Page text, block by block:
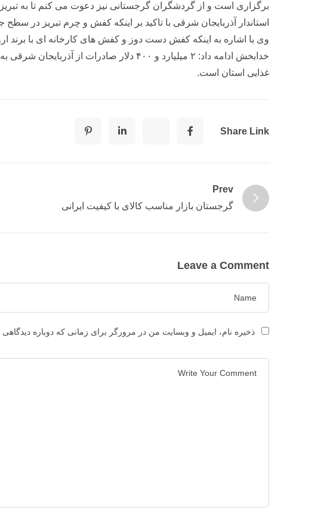
برگزاری است و از گردشگران گرجستانی نیز دعوت می کنم تا به
استاندار آذربایجان شرقی با تاکید بر اینکه کفش و چرم تبریز در سطح جهانی شهرت زیادی دارد،
وی با اشاره به اینکه کفش دست ‌دوز و کفش‌ های کارخانه‌ ای با برند
غذایی استان است.
Share Link
Prev
گرجستان بازار مناسب کالای با کیفیت ایرانی
Leave a Comment
ذخیره نام، ایمیل و وبسایت من در مرورگر برای زمانی که دوباره